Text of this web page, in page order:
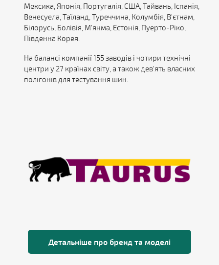
Мексика, Японія, Португалія, США, Тайвань, Іспанія,
Венесуела, Таїланд, Туреччина, Колумбія, В'єтнам,
Білорусь, Болівія, М'янма, Естонія, Пуерто-Ріко,
Південна Корея.
На балансі компанії 155 заводів і чотири технічні
центри у 27 країнах світу, а також дев'ять власних
полігонів для тестування шин.
Детальніше про бренд та моделі